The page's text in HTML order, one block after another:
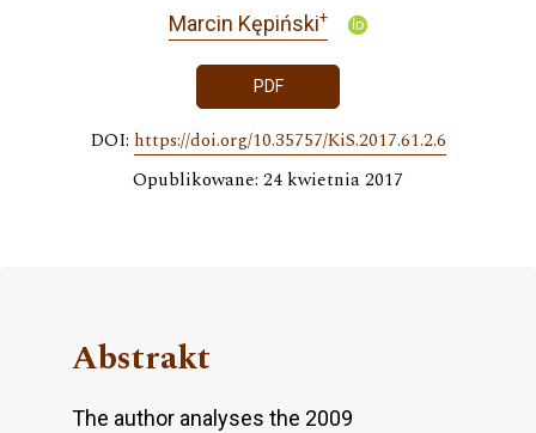
Marcin Kępiński+
PDF
DOI: https://doi.org/10.35757/KiS.2017.61.2.6
Opublikowane: 24 kwietnia 2017
Abstrakt
The author analyses the 2009